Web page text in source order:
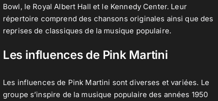
Bowl, le Royal Albert Hall et le Kennedy Center. Leur
répertoire comprend des chansons originales ainsi que des
reprises de classiques de la musique populaire.
Les influences de Pink Martini
Les influences de Pink Martini sont diverses et variées. Le
groupe s’inspire de la musique populaire des années 1950